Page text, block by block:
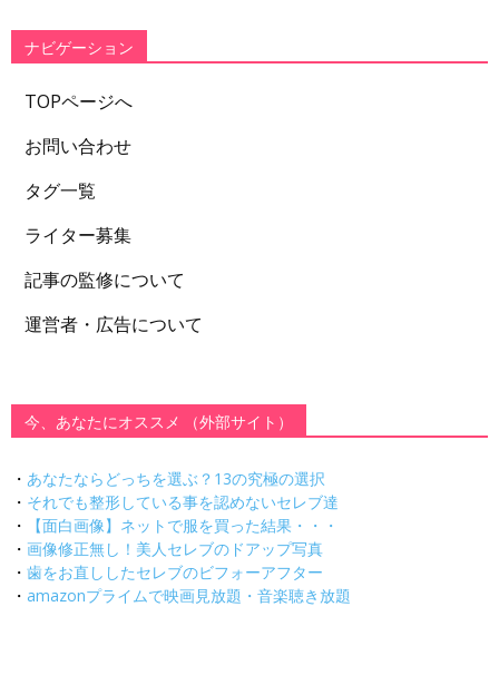
ー
ナビゲーション
TOPページへ
お問い合わせ
タグ一覧
ライター募集
記事の監修について
運営者・広告について
今、あなたにオススメ （外部サイト）
・ あなたならどっちを選ぶ？13の究極の選択
・ それでも整形している事を認めないセレブ達
・
【面白画像】ネットで服を買った結果・・・
・ 画像修正無し！美人セレブのドアップ写真
・ 歯をお直ししたセレブのビフォーアフター
・ amazonプライムで映画見放題・音楽聴き放題